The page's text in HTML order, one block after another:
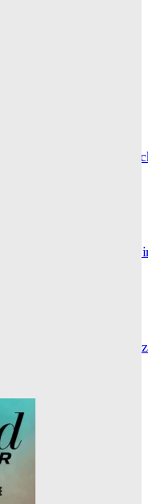
zwischen
3 – der Serienhit geht
– Vom Provinzjungen